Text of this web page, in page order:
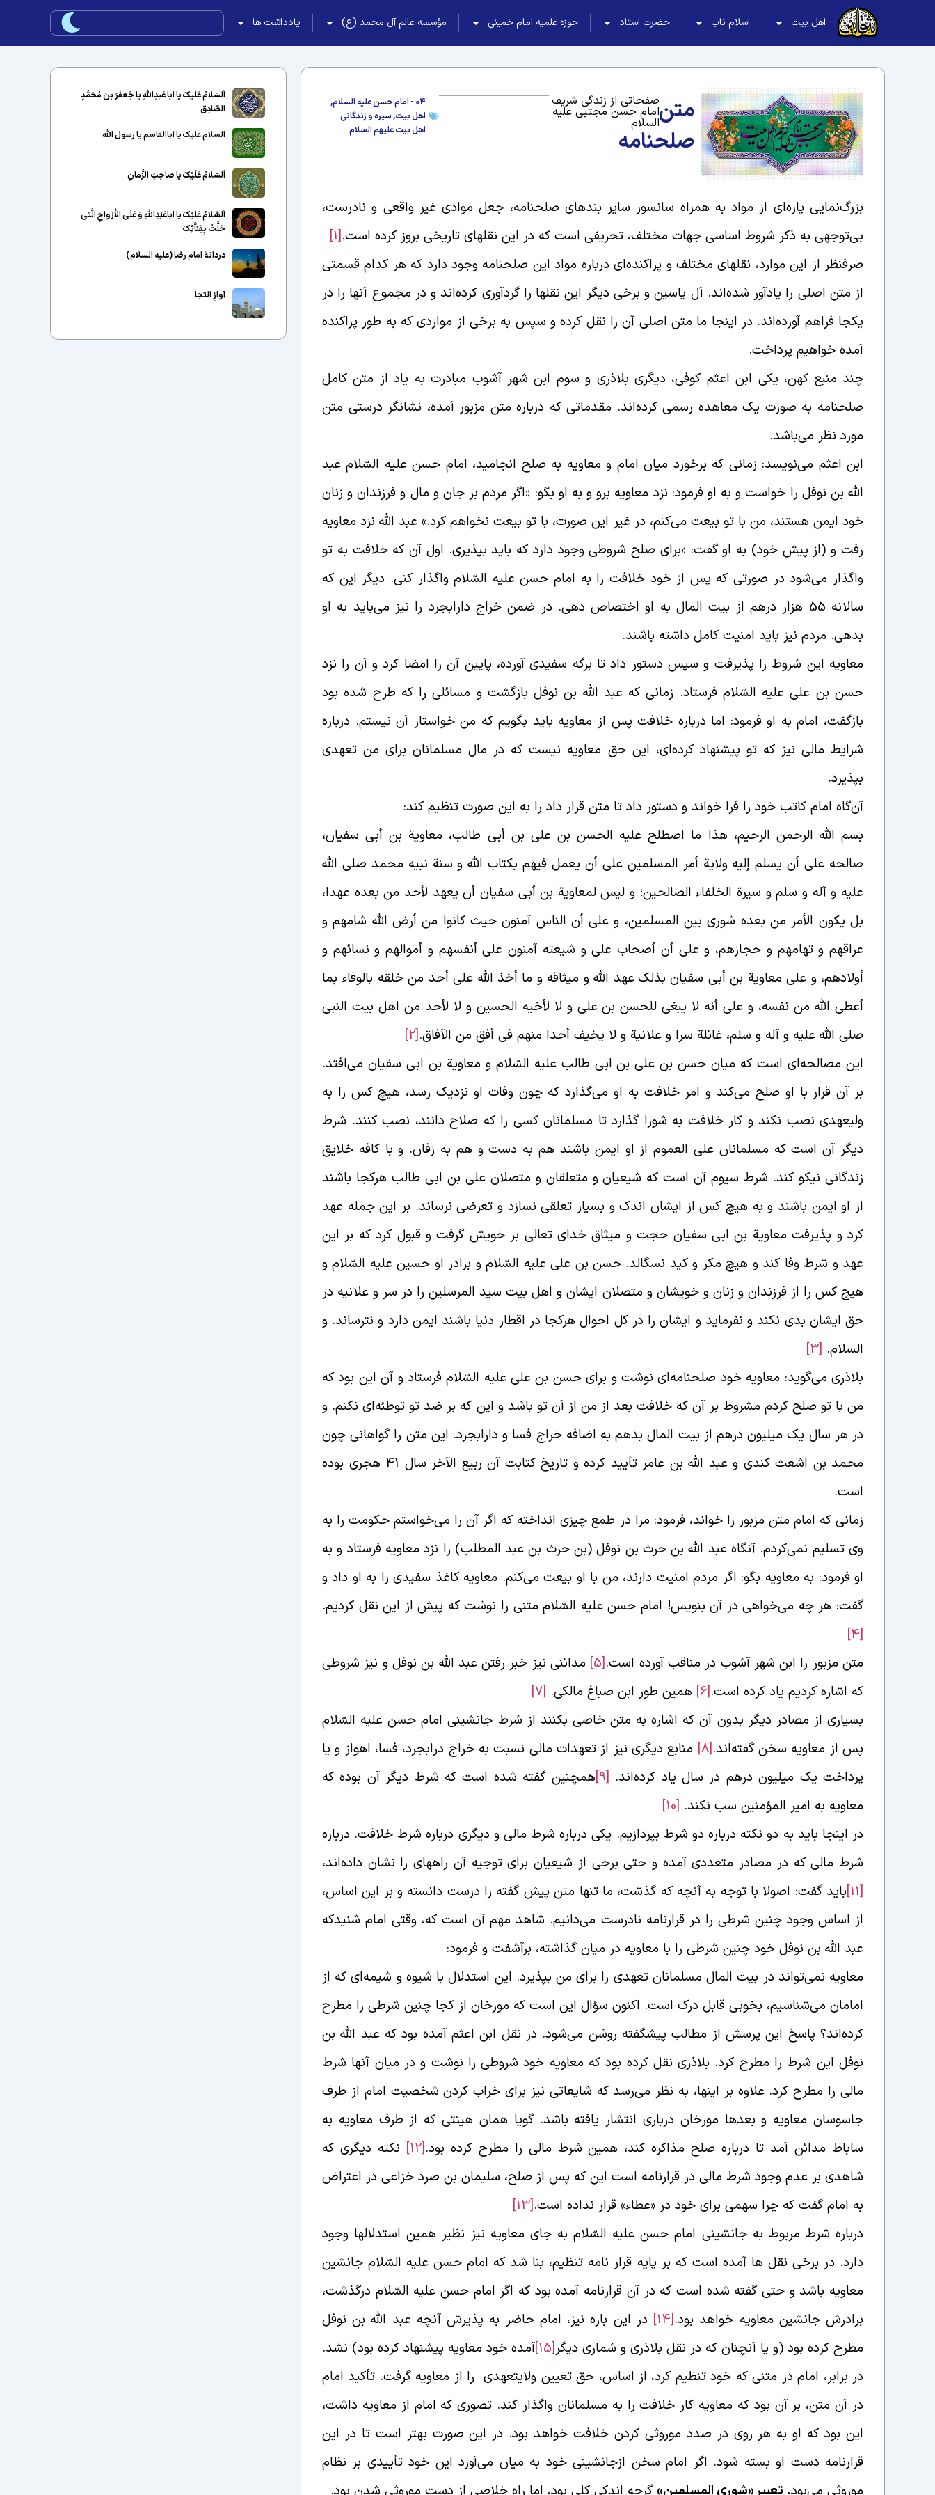
اهل بیت اسلام ناب حضرت استاد حوزه علمیه امام خمینی مؤسسه عالم آل محمد (ع) یادداشت ها
متن
صلحنامه‌
صفحاتی از زندگی شریف
امام حسن مجتبی علیه
السلام
04 - امام حسن علیه السلام
,
اهل بیت,سیره و زندگانی
اهل بیت علیهم السلام
بزرگ‌نمایی پاره‌ای از مواد به همراه سانسور سایر بندهای صلحنامه، جعل موادی غیر واقعی و نادرست،
بی‌توجهی به ذکر شروط اساسی جهات مختلف، تحریفی است که در این نقلهای تاریخی بروز کرده است.[1]
صرفنظر از این موارد، نقلهای مختلف و پراکنده‌ای درباره مواد این صلحنامه وجود دارد که هر کدام قسمتی
از متن اصلی را یادآور شده‌اند. آل یاسین و برخی دیگر این نقلها را گردآوری کرده‌اند و در مجموع آنها را در
یکجا فراهم آورده‌اند. در اینجا ما متن اصلی آن را نقل کرده و سپس به برخی از مواردی که به طور پراکنده
آمده خواهیم پرداخت.
چند منبع کهن، یکی ابن اعثم کوفی، دیگری بلاذری و سوم ابن شهر آشوب مبادرت به یاد از متن کامل
صلحنامه به صورت یک معاهده رسمی کرده‌اند. مقدماتی که درباره متن مزبور آمده، نشانگر درستی متن
مورد نظر می‌باشد.
ابن اعثم می‌نویسد: زمانی که برخورد میان امام و معاویه به صلح انجامید، امام حسن علیه السّلام عبد
الله بن نوفل را خواست و به او فرمود: نزد معاویه برو و به او بگو: «اگر مردم بر جان و مال و فرزندان و زنان
خود ایمن هستند، من با تو بیعت می‌کنم، در غیر این صورت، با تو بیعت نخواهم کرد.» عبد الله نزد معاویه
رفت و (از پیش خود) به او گفت: «برای صلح شروطی وجود دارد که باید بپذیری. اول آن که خلافت به تو
واگذار می‌شود در صورتی که پس از خود خلافت را به امام حسن علیه السّلام واگذار کنی. دیگر این که
سالانه 55 هزار درهم از بیت المال به او اختصاص دهی. در ضمن خراج دارابجرد را نیز می‌باید به او
بدهی. مردم نیز باید امنیت کامل داشته باشند.
معاویه این شروط را پذیرفت و سپس دستور داد تا برگه سفیدی آورده، پایین آن را امضا کرد و آن را نزد
حسن بن علی علیه السّلام فرستاد. زمانی که عبد الله بن نوفل بازگشت و مسائلی را که طرح شده بود
بازگفت، امام به او فرمود: اما درباره خلافت پس از معاویه باید بگویم که من خواستار آن نیستم. درباره
شرایط مالی نیز که تو پیشنهاد کرده‌ای، این حق معاویه نیست که در مال مسلمانان برای من تعهدی
بپذیرد.
آن‌گاه امام کاتب خود را فرا خواند و دستور داد تا متن قرار داد را به این صورت تنظیم کند:
بسم الله الرحمن الرحیم، هذا ما اصطلح علیه الحسن بن علی بن أبی طالب، معاویة بن أبی سفیان،
صالحه علی أن یسلم إلیه ولایة أمر المسلمین علی أن یعمل فیهم بکتاب الله و سنة نبیه محمد صلی الله
علیه و آله و سلم و سیرة الخلفاء الصالحین؛ و لیس لمعاویة بن أبی سفیان أن یعهد لأحد من بعده عهدا،
بل یکون الأمر من بعده شوری بین المسلمین، و علی أن الناس آمنون حیث کانوا من أرض الله شامهم و
عراقهم و تهامهم و حجازهم، و علی أن أصحاب علی و شیعته آمنون علی أنفسهم و أموالهم و نسائهم و
أولادهم، و علی معاویة بن أبی سفیان بذلکعهد الله و میثاقه و ما أخذ الله علی أحد من خلقه بالوفاء بما
أعطی الله من نفسه، و علی أنه لا یبغی للحسن بن علی و لا لأخیه الحسین و لا لأحد من اهل بیت النبی
صلی الله علیه و آله و سلم، غائلة سرا و علانیة و لا یخیف أحدا منهم فی أفق من الآفاق.[2]
این مصالحه‌ای است که میان حسن بن علی بن ابی طالب علیه السّلام و معاویة بن ابی سفیان می‌افتد.
بر آن قرار با او صلح می‌کند و امر خلافت به او می‌گذارد که چون وفات او نزدیک رسد، هیچ کس را به
ولیعهدی نصب نکند و کار خلافت به شورا گذارد تا مسلمانان کسی را که صلاح دانند، نصب کنند. شرط
دیگر آن است که مسلمانان علی العموم از او ایمن باشند هم به دست و هم به زفان. و با کافه خلایق
زندگانی نیکو کند. شرط سیوم آن است که شیعیان و متعلقان و متصلان علی بن ابی طالب هرکجا باشند
از او ایمن باشند و به هیچ کس از ایشان اندک و بسیار تعلقی نسازد و تعرضی نرساند. بر این جمله عهد
کرد و پذیرفت معاویة بن ابی سفیان حجت و میثاق خدای تعالی بر خویش گرفت و قبول کرد که بر این
عهد و شرط وفا کند و هیچ مکر و کید نسگالد. حسن بن علی علیه السّلام و برادر او حسین علیه السّلام و
هیچ کس را از فرزندان و زنان و خویشان و متصلان ایشان و اهل بیت سید المرسلین را در سر و علانیه در
حق ایشان بدی نکند و نفرماید و ایشان را در کل احوال هرکجا در اقطار دنیا باشند ایمن دارد و نترساند. و
السلام. [3]
بلاذری می‌گوید: معاویه خود صلحنامه‌ای نوشت و برای حسن بن علی علیه السّلام فرستاد و آن این بود که
من با تو صلح کردم مشروط بر آن که خلافت بعد از من از آن تو باشد و این که بر ضد تو توطئه‌ای نکنم. و
در هر سال یک میلیون درهم از بیت المال بدهم به اضافه خراج فسا و دارابجرد. این متن را گواهانی چون
محمد بن اشعث کندی و عبد الله بن عامر تأیید کرده و تاریخ کتابت آن ربیع الآخر سال 41 هجری بوده
است.
زمانی که امام متن مزبور را خواند، فرمود: مرا در طمع چیزی انداخته که اگر آن را می‌خواستم حکومت را به
وی تسلیم نمی‌کردم. آنگاه عبد الله بن حرث بن نوفل (بن حرث بن عبد المطلب) را نزد معاویه فرستاد و به
او فرمود: به معاویه بگو: اگر مردم امنیت دارند، من با او بیعت می‌کنم. معاویه کاغذ سفیدی را به او داد و
گفت: هر چه می‌خواهی در آن بنویس! امام حسن علیه السّلام متنی را نوشت که پیش از این نقل کردیم.
[4]
متن مزبور را ابن شهر آشوب در مناقب آورده است.[5]
مدائنی نیز خبر رفتن عبد الله بن نوفل و نیز شروطی
که اشاره کردیم یاد کرده است.[6] همین طور ابن صباغ مالکی. [7]
بسیاری از مصادر دیگر بدون آن که اشاره به متن خاصی بکنند از شرط جانشینی امام حسن علیه السّلام
پس از معاویه سخن گفته‌اند.[8]
منابع دیگری نیز از تعهدات مالی نسبت به خراج درابجرد، فسا، اهواز و یا
پرداخت یک میلیون درهم در سال یاد کرده‌اند. [9] همچنین گفته شده است که شرط دیگر آن بوده که
معاویه به امیر المؤمنین سب نکند. [10]
در اینجا باید به دو نکته درباره دو شرط بپردازیم. یکی درباره شرط مالی و دیگری درباره شرط خلافت. درباره
شرط مالی که در مصادر متعددی آمده و حتی برخی از شیعیان برای توجیه آن راههای را نشان داده‌اند،
[11]
باید گفت: اصولا با توجه به آنچه که گذشت، ما تنها متن پیش گفته را درست دانسته و بر این اساس،
از اساس وجود چنین شرطی را در قرارنامه نادرست می‌دانیم. شاهد مهم آن است که، وقتی امام شنیدکه
عبد الله بن نوفل خود چنین شرطی را با معاویه در میان گذاشته، برآشفت و فرمود:
معاویه نمی‌تواند در بیت المال مسلمانان تعهدی را برای من بپذیرد. این استدلال با شیوه و شیمه‌ای که از
امامان می‌شناسیم، بخوبی قابل درک است. اکنون سؤال این است که مورخان از کجا چنین شرطی را مطرح
کرده‌اند؟ پاسخ این پرسش از مطالب پیشگفته روشن می‌شود. در نقل ابن اعثم آمده بود که عبد الله بن
نوفل این شرط را مطرح کرد. بلاذری نقل کرده بود که معاویه خود شروطی را نوشت و در میان آنها شرط
مالی را مطرح کرد. علاوه بر اینها، به نظر می‌رسد که شایعاتی نیز برای خراب کردن شخصیت امام از طرف
جاسوسان معاویه و بعدها مورخان درباری انتشار یافته باشد. گویا همان هیئتی که از طرف معاویه به
ساباط مدائن آمد تا درباره صلح مذاکره کند، همین شرط مالی را مطرح کرده بود.[12]
نکته دیگری که
شاهدی بر عدم وجود شرط مالی در قرارنامه است این که پس از صلح، سلیمان بن صرد خزاعی در اعتراض
به امام گفت که چرا سهمی برای خود در «عطاء» قرار نداده است.[13]
درباره شرط مربوط به جانشینی امام حسن علیه السّلام به جای معاویه نیز نظیر همین استدلالها وجود
دارد. در برخی نقل ها آمده است که بر پایه قرار نامه تنظیم، بنا شد که امام حسن علیه السّلام جانشین
معاویه باشد و حتی گفته شده است که در آن قرارنامه آمده بود که اگر امام حسن علیه السّلام درگذشت،
برادرش جانشین معاویه خواهد بود.[14]
در این باره نیز، امام حاضر به پذیرش آنچه عبد الله بن نوفل
مطرح کرده بود (و یا آنچنان که در نقل بلاذری و شماری دیگر[15]
آمده خود معاویه پیشنهاد کرده بود) نشد.
در برابر، امام در متنی که خود تنظیم کرد، از اساس، حق تعیین ولایتعهدی را از معاویه گرفت. تأکید امام
در آن متن، بر آن بود که معاویه کار خلافت را به مسلمانان واگذار کند. تصوری که امام از معاویه داشت،
این بود که او به هر روی در صدد موروثی کردن خلافت خواهد بود. در این صورت بهتر است تا در این
قرارنامه دست او بسته شود. اگر امام سخن ازجانشینی خود به میان می‌آورد این خود تأییدی بر نظام
موروثی می‌بود. تعبیر «شوری المسلمین» گرچه اندکی کلی بود، اما راه خلاصی از دست موروثی شدن بود.
اَلسَلامُ عَلَیکَ یا اَبا عَبدِاللّهِ یا جَعفَرَ بنَ مُحَمَّدٍ
الصّادِق
السلام علیک یا اباالقاسم یا رسول الله
اَلسّلامُ عَلَیْکَ یا صاحِبَ الزَّمانِ
اَلسَّلامُ عَلَیْکَ یا اَباعَبْدِاللَّهِ وَ عَلَى الاَْرْواحِ الَّتى
حَلَّتْ بِفِناَّئِکَ
دردانهٔ امام رضا (علیه السلام)
آوازِ التجا